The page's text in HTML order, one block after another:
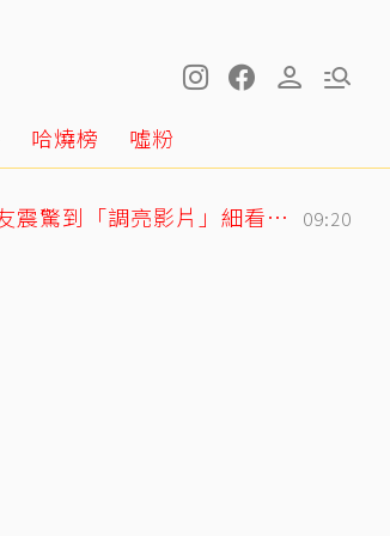
哈燒榜 噓粉
黃寅燁、惠利確認愛意深情熱吻！網友震驚到「調亮影片」細看舌吻過程 09:20